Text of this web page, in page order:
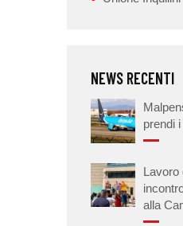
NEWS RECENTI
prendi
Lavoro
alla